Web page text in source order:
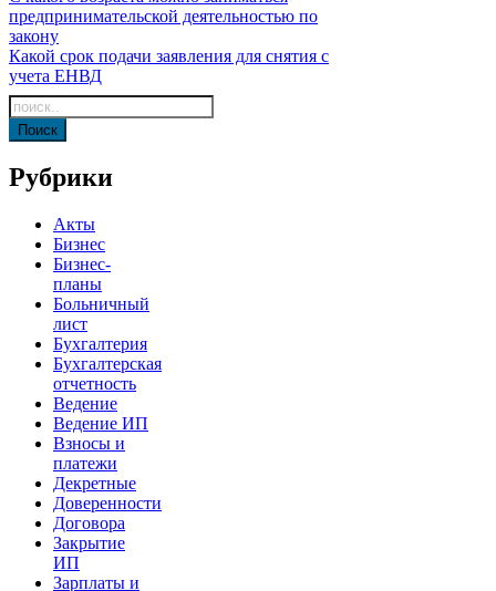
по
записям
предпринимательской деятельностью по
закону
Какой срок подачи заявления для снятия с
учета ЕНВД
Рубрики
Акты
Бизнес
Бизнес-
планы
Больничный
лист
Бухгалтерия
Бухгалтерская
отчетность
Ведение
Ведение ИП
Взносы и
платежи
Декретные
Доверенности
Договора
Закрытие
ИП
Зарплаты и